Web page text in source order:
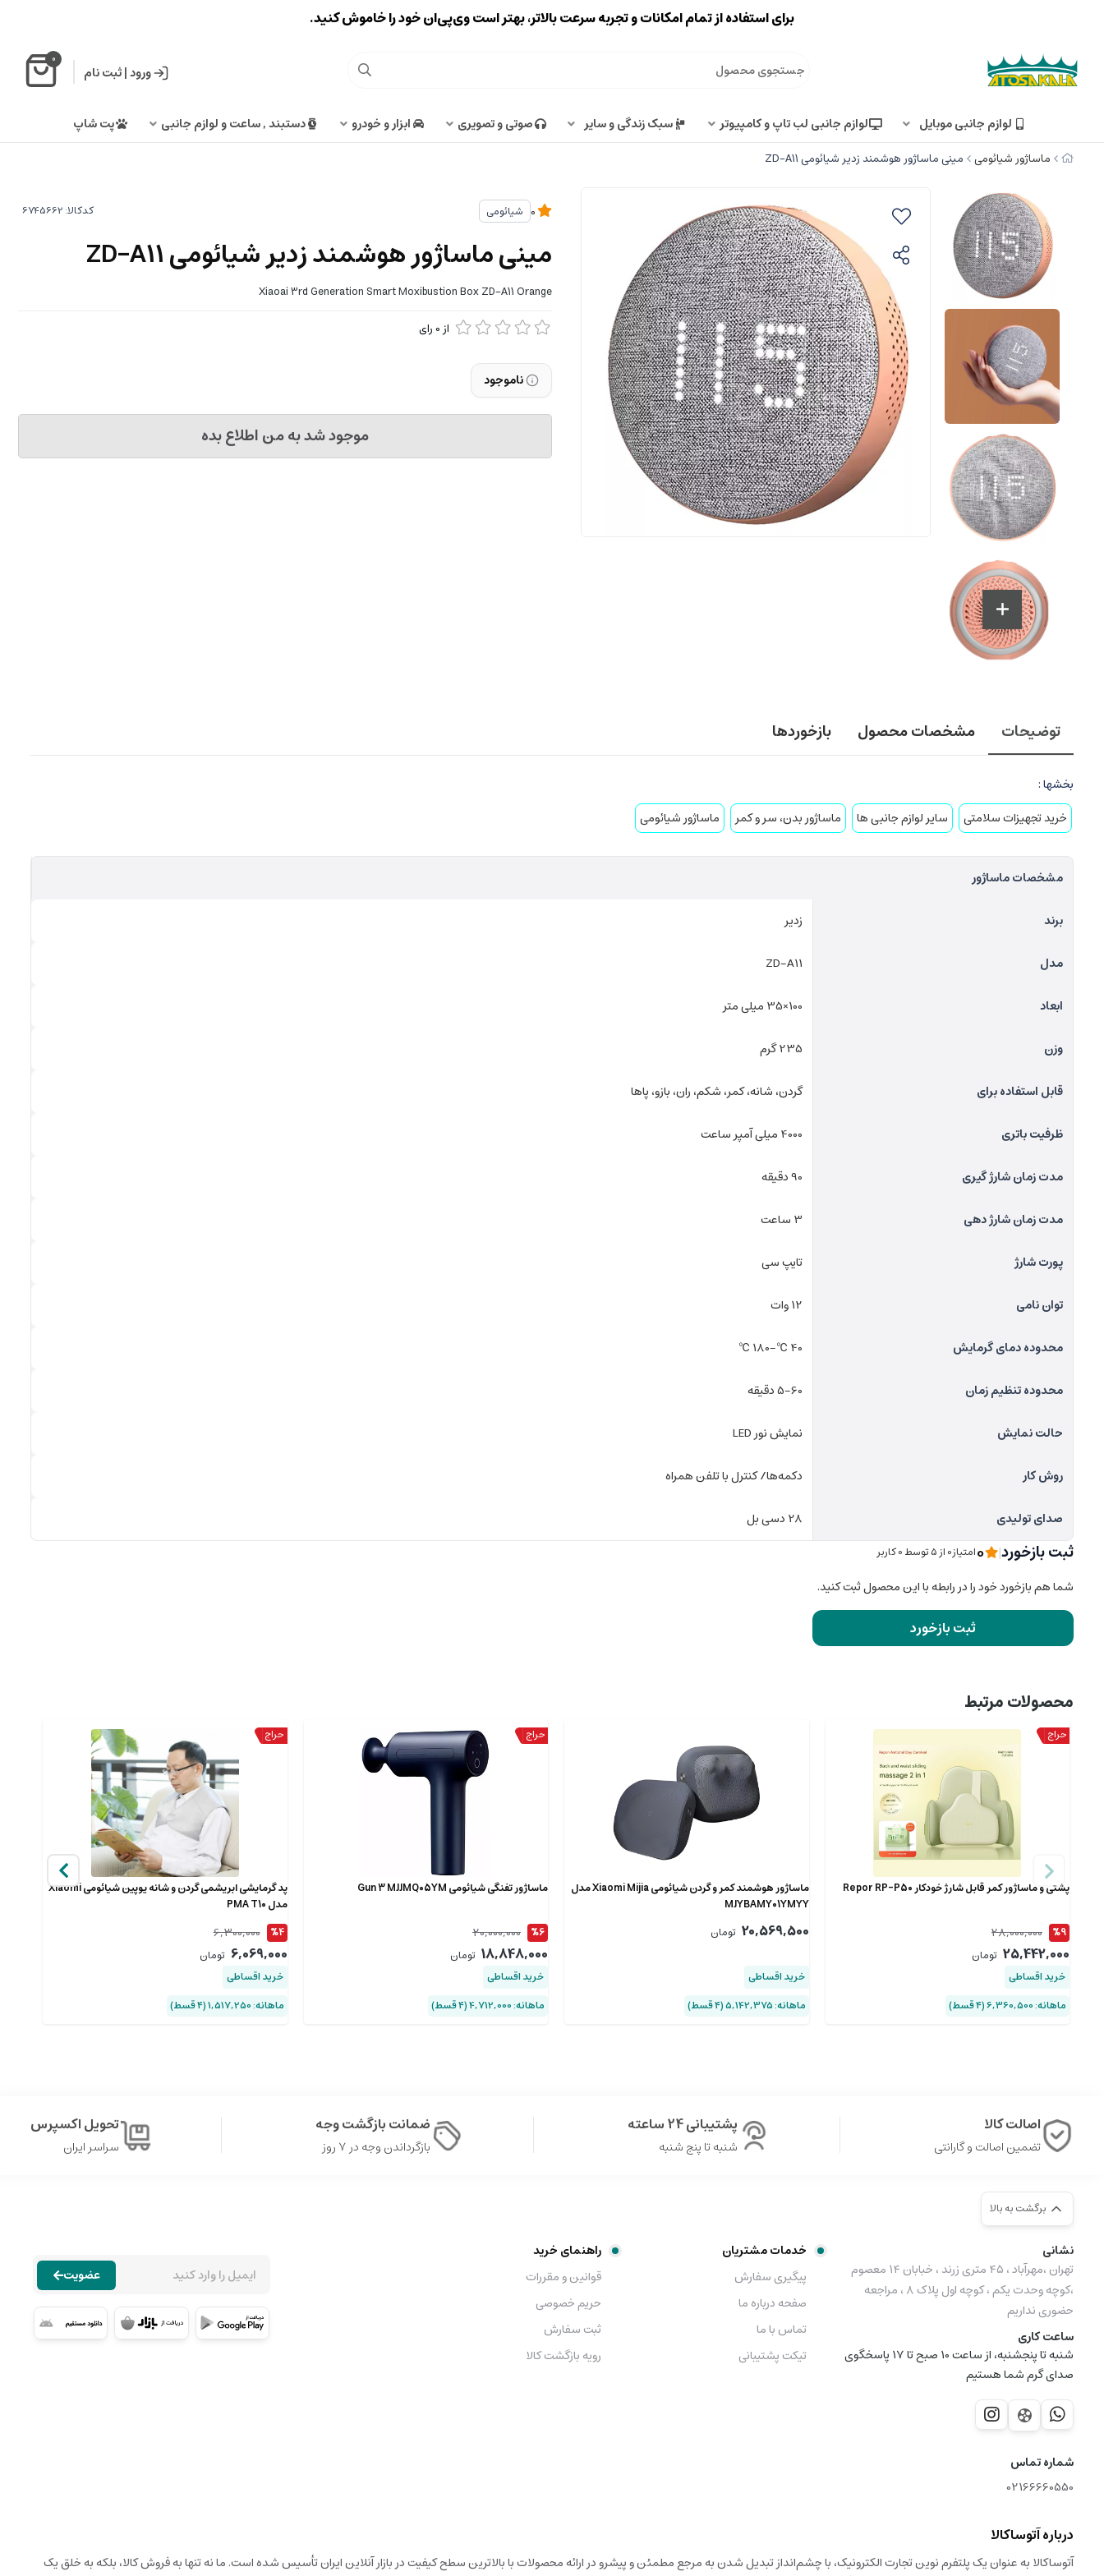
برای استفاده از تمام امکانات و تجربه سرعت بالاتر، بهتر است وی‌پی‌ان خود را خاموش کنید.
ورود|ثبت نام
0
لوازم جانبی موبایل لوازم جانبی لب تاپ و کامپیوتر سبک زندگی و سایر صوتی و تصویری ابزار و خودرو دستبند , ساعت و لوازم جانبی پت شاپ
ماساژور شیائومی مینی ماساژور هوشمند زدیر شیائومی ZD-A11
شیائومی کدکالا:
مینی ماساژور هوشمند زدیر شیائومی ZD-A11
Xiaoai 3rd Generation Smart Moxibustion Box ZD-A11 Orange
از0 رای
ناموجود
موجود شد به من اطلاع بده
توضیحات مشخصات محصول بازخوردها
بخشها :
خرید تجهیزات سلامتی
سایر لوازم جانبی ها ماساژور بدن، سر و کمر ماساژور شیائومی
مشخصات ماساژور
برند زدیر
مدل ZD-A11
ابعاد 100×35 میلی متر
وزن 235 گرم
قابل استفاده برای گردن، شانه، کمر، شکم، ران، بازو، پاها
ظرفیت باتری 4000 میلی آمپر ساعت
مدت زمان شارژ گیری 90 دقیقه
مدت زمان شارژ دهی 3 ساعت
پورت شارژ تایپ سی
توان نامی 12 وات
محدوده دمای گرمایش 40 ℃-180 ℃
محدوده تنظیم زمان 5-60 دقیقه
حالت نمایش نمایش نور LED
روش کار دکمه‌ها/ کنترل با تلفن همراه
صدای تولیدی 28 دسی بل
ثبت بازخورد|
0امتیاز0 از ۵ توسط 0 کاربر
شما هم بازخورد خود را در رابطه با این محصول ثبت کنید.
ثبت بازخورد
محصولات مرتبط
پشتی و ماساژور کمر قابل شارژ خودکار Repor RP-P50
%9
28,000,000
25,442,000 تومان
خرید اقساطی
ماهانه: 6,360,500 (۴ قسط)
ماساژور هوشمند کمر و گردن شیائومی Xiaomi Mijia مدل
MJYBAMY01YMYY
20,569,500 تومان
خرید اقساطی
ماهانه: 5,142,375 (۴ قسط)
ماساژور تفنگی شیائومی Gun 3 MJJMQ05YM
%6
20,000,000
18,848,000 تومان
خرید اقساطی
ماهانه: 4,712,000 (۴ قسط)
پد گرمایشی ابریشمی گردن و شانه یوپین شیائومی Xiaomi
مدل PMA T10
%4
6,300,000
6,069,000 تومان
خرید اقساطی
ماهانه: 1,517,250 (۴ قسط)
اصالت کالا
تضمین اصالت و گارانتی
پشتیبانی 24 ساعته
شنبه تا پنج شنبه
ضمانت بازگشت وجه
بازگرداندن وجه در ۷ روز
تحویل اکسپرس
سراسر ایران
برگشت به بالا
نشانی
تهران ،مهرآباد ، ۴۵ متری زرند ، خبابان ۱۴ معصوم
،کوچه وحدت یکم ، کوچه اول پلاک ۸ ، مراجعه
حضوری نداریم
ساعت کاری
شنبه تا پنجشنبه، از ساعت 10 صبح تا 17 پاسخگوی
صدای گرم شما هستیم
شماره تماس
02166660550
خدمات مشتریان
پیگیری سفارش
صفحه درباره ما
تماس با ما
تیکت پشتیبانی
راهنمای خرید
قوانین و مقررات
حریم خصوصی
ثبت سفارش
رویه بازگشت کالا
عضویت
درباره آتوساکالا
آتوساکالا به عنوان یک پلتفرم نوین تجارت الکترونیک، با چشم‌انداز تبدیل شدن به مرجع مطمئن و پیشرو در ارائه محصولات با بالاترین سطح کیفیت در بازار آنلاین ایران تأسیس شده است. ما نه تنها به فروش کالا، بلکه به خلق یک